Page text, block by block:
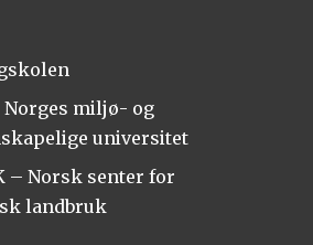
Norges miljø- og
universitet
– Norsk senter for
landbruk